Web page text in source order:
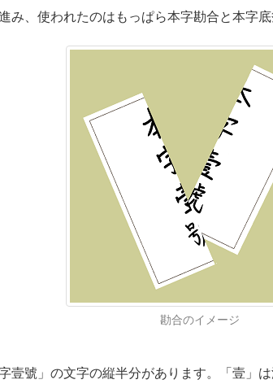
み、使われたのはもっぱら本字勘合と本字底
勘合のイメージ
壹號」の文字の縦半分があります。「壹」